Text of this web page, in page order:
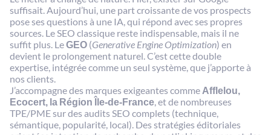
suffisait. Aujourd’hui, une part croissante de vos prospects
pose ses questions à une IA, qui répond avec ses propres
sources. Le SEO classique reste indispensable, mais il ne
suffit plus. LeGEO (Generative Engine Optimization) en
devient le prolongement naturel. C’est cette double
expertise, intégrée comme un seul système, que j’apporte à
nos clients.
J’accompagne des marques exigeantes comme Afflelou,
Ecocert, la Région Île-de-France, et de nombreuses
TPE/PME sur des audits SEO complets (technique,
sémantique, popularité, local). Des stratégies éditoriales